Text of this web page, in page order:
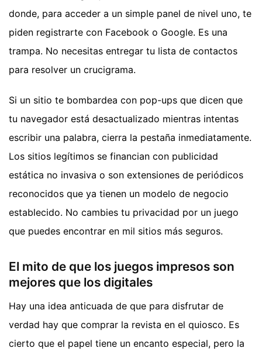
donde, para acceder a un simple panel de nivel uno, te
piden registrarte con Facebook o Google. Es una
trampa. No necesitas entregar tu lista de contactos
para resolver un crucigrama.
Si un sitio te bombardea con pop-ups que dicen que
tu navegador está desactualizado mientras intentas
escribir una palabra, cierra la pestaña inmediatamente.
Los sitios legítimos se financian con publicidad
estática no invasiva o son extensiones de periódicos
reconocidos que ya tienen un modelo de negocio
establecido. No cambies tu privacidad por un juego
que puedes encontrar en mil sitios más seguros.
El mito de que los juegos impresos son
mejores que los digitales
Hay una idea anticuada de que para disfrutar de
verdad hay que comprar la revista en el quiosco. Es
cierto que el papel tiene un encanto especial, pero la